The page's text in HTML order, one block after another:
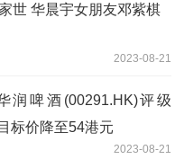
世 华晨宇女朋友邓紫棋
2023-08-21
润啤酒(00291.HK)评级
标价降至54港元
2023-08-21